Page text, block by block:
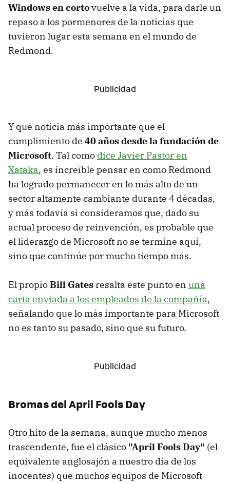
Windows en cortovuelve a la vida, para darle un
repaso a los pormenores de la noticias que
tuvieron lugar esta semana en el mundo de
Redmond.
Y qué noticia más importante que el
cumplimiento de 40 años desde la fundación de
Microsoft. Tal como dice Javier Pastor en
Xataka, es increíble pensar en como Redmond
ha logrado permanecer en lo más alto de un
sector altamente cambiante durante 4 décadas,
y más todavía si consideramos que, dado su
actual proceso de reinvención, es probable que
el liderazgo de Microsoft no se termine aquí,
sino que continúe por mucho tiempo más.
El propioBill Gates resalta este punto en una
carta enviada a los empleados de la compañía,
señalando que lo más importante para Microsoft
no es tanto su pasado, sino que su futuro.
Bromas del April Fools Day
Otro hito de la semana, aunque mucho menos
trascendente, fue el clásico "April Fools Day" (el
equivalente anglosajón a nuestro día de los
inocentes) que muchos equipos de Microsoft